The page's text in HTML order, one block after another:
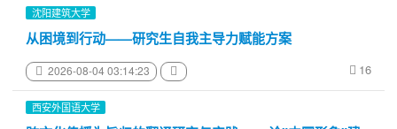
沈阳建筑大学
从困境到行动——研究生自我主导力赋能方案
2026-08-04 03:14:23 16
西安外国语大学